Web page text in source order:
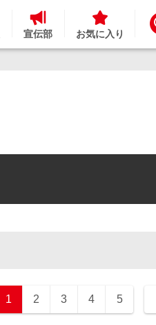
宣伝部 お気に入り
1 2 3 4 5